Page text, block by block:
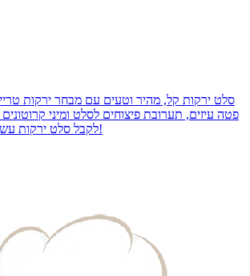
סלט ירקות קל, מהיר וטעים עם מבחר ירקות
פטה עיזים, תערובת פיצוחים לסלט ומיני
לקבל סלט ירקות עשיר כזה לארוחת הערב!